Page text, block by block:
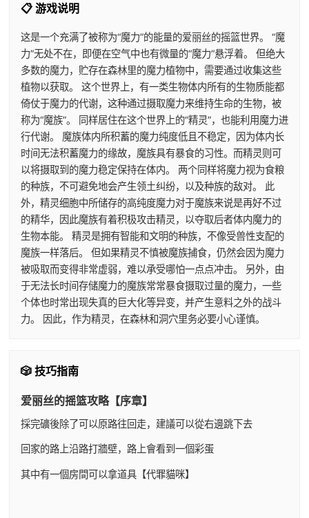
📋 游戏说明
这是一个充满了被称为“魔力”的能量的爱丽丝的摇篮世界。 “魔
力”无处不在，即便在空气中也有微量的“魔力”悬浮着。 但绝大
多数的魔力，贮存在森林里的魔力植物中，需要通过收集这些
植物以获取。 这个世界上，有一类生物体内所有的生物质能都
倚仗于魔力的代谢，这种通过摄取魔力来维持生命的生物，被
称为“魔族”。 同样居住在这个世界上的“精灵”，也能利用魔力进
行代谢。 魔族体内所积蓄的魔力纯度低且不稳定，因为体内长
时间无法积蓄魔力的缘故，魔族具有暴食的习性。而精灵则可
以将摄取到的魔力稳定保持在体内。 两个同样将魔力视为食粮
的种族，不可避免地会产生领土纠纷，以及种族的敌对。 此
外，精灵细胞中所储存的高纯度魔力对于魔族来说是再好不过
的精华，因此魔族有着积极攻击精灵，以夺取后者体内魔力的
生物本能。 精灵是拥有智能和文明的种族，不像受兽性支配的
魔族一样落后。 但如果精灵不慎被魔族捕食，仍然会因为魔力
被吸取而变得非常虚弱，难以承受哪怕一点点冲击。 另外，由
于无法长时间存储魔力的魔族常常暴食摄取过量的魔力，一些
个体也时常出现失真的巨大化等异变，并产生意料之外的战斗
力。 因此，作为精灵，在森林和洞穴里务必要小心谨慎。
🎲 技巧指南
爱丽丝的摇篮攻略【序章】
採完礦後除了可以原路往回走，建議可以從右邊跳下去
回家的路上沿路打牆壁，路上會看到一個彩蛋
其中有一個房間可以拿道具【代罪貓咪】